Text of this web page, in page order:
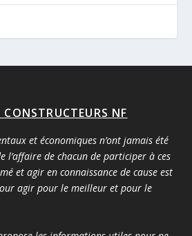
NF
et économiques n’ont jamais été
l’affaire de chacun de participer à ces
et agir en connaissance de cause est
agir pour le meilleur et pour le